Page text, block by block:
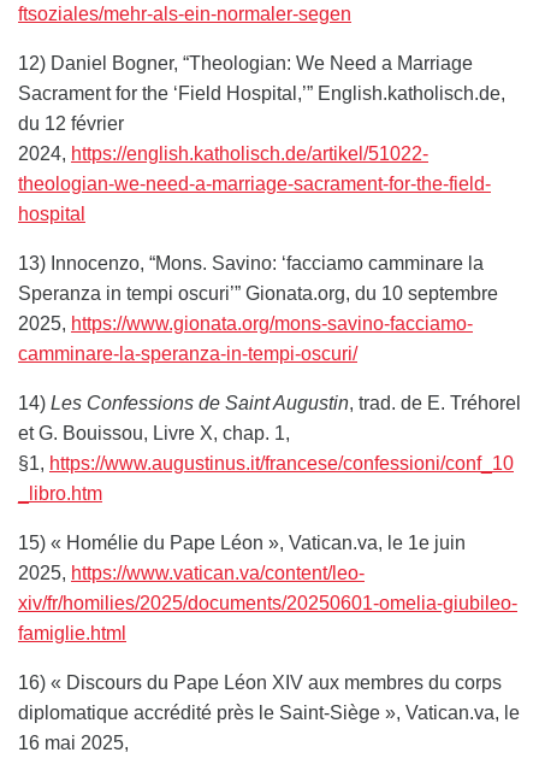
ftsoziales/mehr-als-ein-normaler-segen
12) Daniel Bogner, “Theologian: We Need a Marriage
Sacrament for the ‘Field Hospital,’” English.katholisch.de,
du 12 février
2024, https://english.katholisch.de/artikel/51022-
theologian-we-need-a-marriage-sacrament-for-the-field-
hospital
13) Innocenzo, “Mons. Savino: ‘facciamo camminare la
Speranza in tempi oscuri’” Gionata.org, du 10 septembre
2025, https://www.gionata.org/mons-savino-facciamo-
camminare-la-speranza-in-tempi-oscuri/
14) Les Confessions de Saint Augustin, trad. de E. Tréhorel
et G. Bouissou, Livre X, chap. 1,
§1, https://www.augustinus.it/francese/confessioni/conf_10
_libro.htm
15) « Homélie du Pape Léon », Vatican.va, le 1e juin
2025, https://www.vatican.va/content/leo-
xiv/fr/homilies/2025/documents/20250601-omelia-giubileo-
famiglie.html
16) « Discours du Pape Léon XIV aux membres du corps
diplomatique accrédité près le Saint-Siège », Vatican.va, le
16 mai 2025,